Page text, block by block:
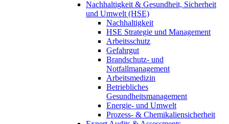
Nachhaltigkeit & Gesundheit, Sicherheit
und Umwelt (HSE)
Nachhaltigkeit
HSE Strategie und Management
Arbeitsschutz
Gefahrgut
Brandschutz- und
Notfallmanagement
Arbeitsmedizin
Betriebliches
Gesundheitsmanagement
Energie- und Umwelt
Prozess- & Chemikaliensicherheit